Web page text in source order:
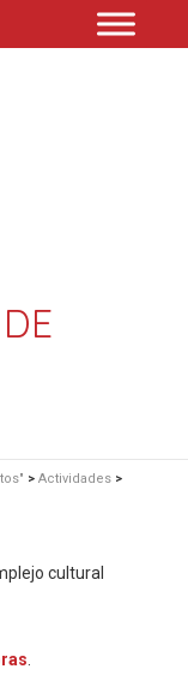
> Actividades>
cultural